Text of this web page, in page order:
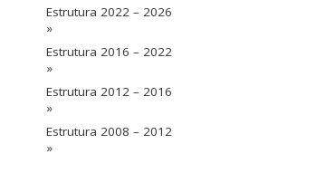
Estrutura 2022 – 2026
»
Estrutura 2016 – 2022
»
Estrutura 2012 – 2016
»
Estrutura 2008 – 2012
»